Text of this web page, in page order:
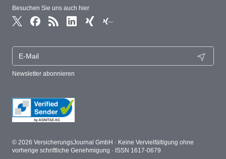
Besuchen Sie uns auch hier
Newsletter abonnieren
© 2026 VersicherungsJournal GmbH · Keine Vervielfältigung ohne
vorherige schriftliche Genehmigung · ISSN 1617-0679